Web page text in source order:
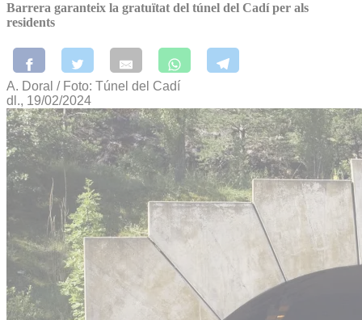
Barrera garanteix la gratuïtat del túnel del Cadí per als
residents
A. Doral / Foto: Túnel del Cadí
dl., 19/02/2024